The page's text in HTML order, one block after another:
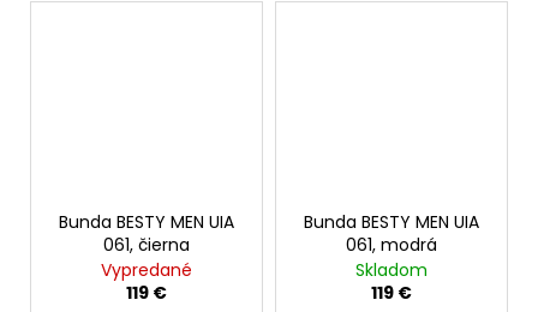
Bunda BESTY MEN UIA
061, čierna
Vypredané
119 €
Bunda BESTY MEN UIA
061, modrá
Skladom
119 €